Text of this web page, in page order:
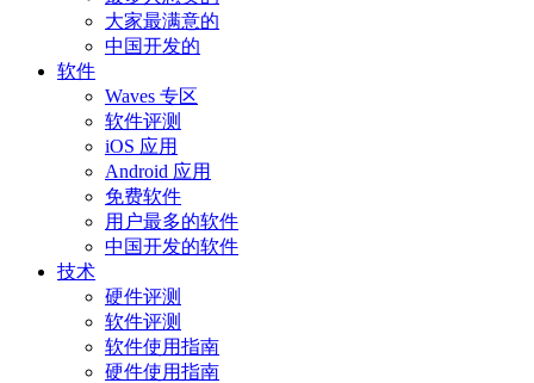
大家最满意的
中国开发的
软件
Waves 专区
软件评测
iOS 应用
Android 应用
免费软件
用户最多的软件
中国开发的软件
技术
硬件评测
软件评测
软件使用指南
硬件使用指南